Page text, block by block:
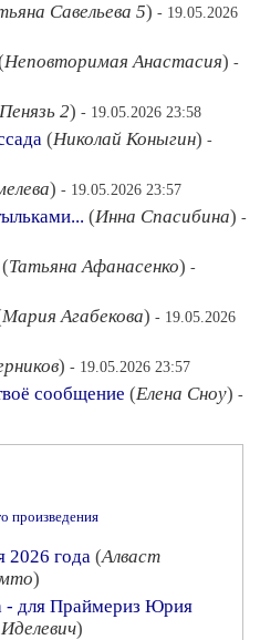
Савельева 5) - 19.05.2026
Неповторимая Анастасия) -
2) - 19.05.2026 23:58
(Николай Коныгин) -
) - 19.05.2026 23:57
(Инна Спасибина) -
(Татьяна Афанасенко) -
Мария Агабекова) - 19.05.2026
) - 19.05.2026 23:57
сообщение (Елена Сноу) -
произведения
2026 года (Алваст
)
- для Праймериз Юрия
)